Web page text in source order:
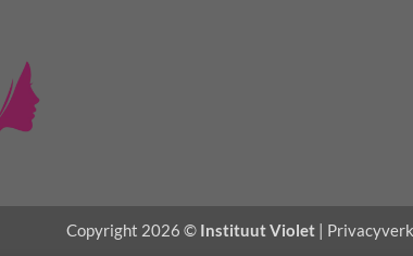
Copyright 2026 © Instituut Violet |